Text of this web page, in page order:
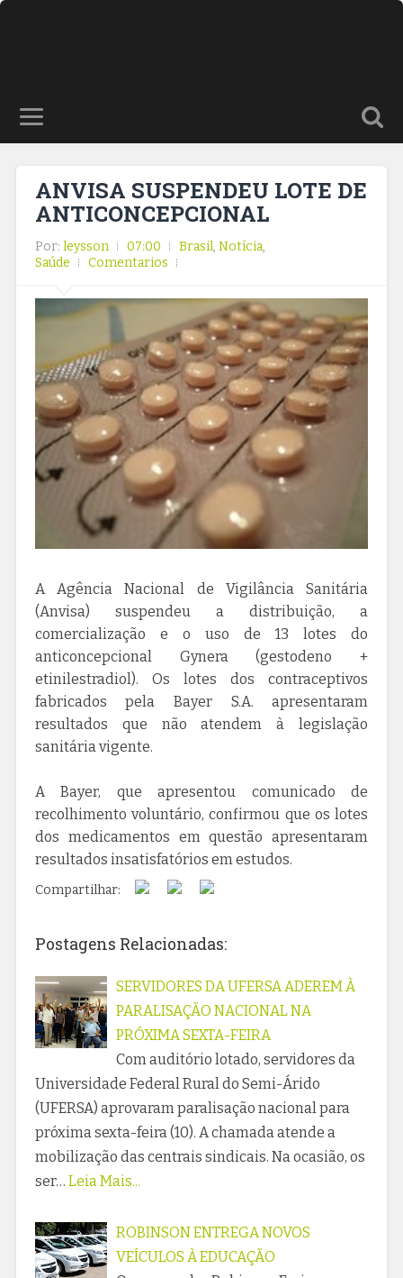
ANVISA SUSPENDEU LOTE DE
ANTICONCEPCIONAL
Por: leysson 07:00 Brasil, Notícia,
Saúde
Comentarios
A Agência Nacional de Vigilância Sanitária
(Anvisa) suspendeu a distribuição, a
comercialização e o uso de 13 lotes do
anticoncepcional Gynera (gestodeno +
etinilestradiol). Os lotes dos contraceptivos
fabricados pela Bayer S.A. apresentaram
resultados que não atendem à legislação
sanitária vigente.
A Bayer, que apresentou comunicado de
recolhimento voluntário, confirmou que os lotes
dos medicamentos em questão apresentaram
resultados insatisfatórios em estudos.
Compartilhar:
Postagens Relacionadas:
SERVIDORES DA UFERSA ADEREM À
PARALISAÇÃO NACIONAL NA
PRÓXIMA SEXTA-FEIRA
Com auditório lotado, servidores da
Universidade Federal Rural do Semi-Árido
(UFERSA) aprovaram paralisação nacional para
próxima sexta-feira (10). A chamada atende a
mobilização das centrais sindicais. Na ocasião, os
ser… Leia Mais...
ROBINSON ENTREGA NOVOS
VEÍCULOS À EDUCAÇÃO